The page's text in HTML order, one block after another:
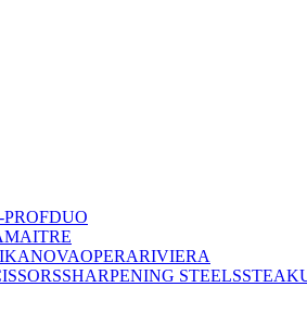
DUO
MAITRE
NOVAOPERARIVIERA
SHARPENING STEELSSTEAK